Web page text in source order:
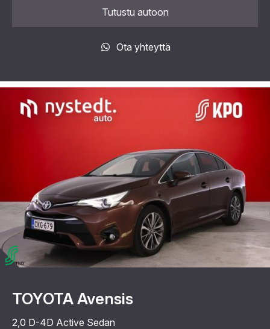
Tutustu autoon
Ota yhteyttä
TOYOTA Avensis
2,0 D-4D Active Sedan